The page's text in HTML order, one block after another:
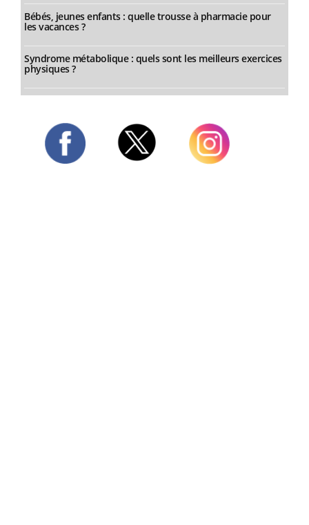
Bébés, jeunes enfants : quelle trousse à pharmacie pour
les vacances ?
Syndrome métabolique : quels sont les meilleurs exercices
physiques ?